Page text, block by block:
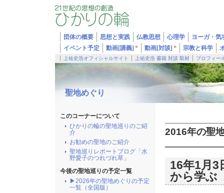
団体の概要 思想と実践 仏教思想 心理学
ヨーガ・気
イベント予定
動画[講義] * 動画[対談] * 宗教と科学
上祐史浩オフィシャルサイト 上祐史浩 書籍 対談 取材 プロフィー
聖地めぐり
2016年の聖
16年1月
から学ぶ
このコーナーについて
ひかりの輪の聖地巡りのご紹
介
お勧めの聖地のご紹介
聖地巡りレポートブログ「水
野愛子のつれづれ草」
今後の聖地巡りの予定一覧
▶2026年の聖地めぐりの予定
一覧（全国版）